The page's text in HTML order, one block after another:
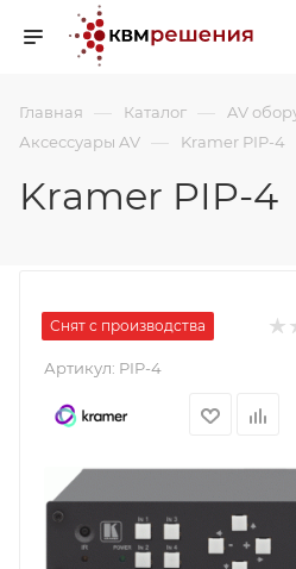
Главная — Каталог — AV
Аксессуары AV — Kramer PIP-4
Kramer PIP-4
Снят с производства
Артикул: PIP-4